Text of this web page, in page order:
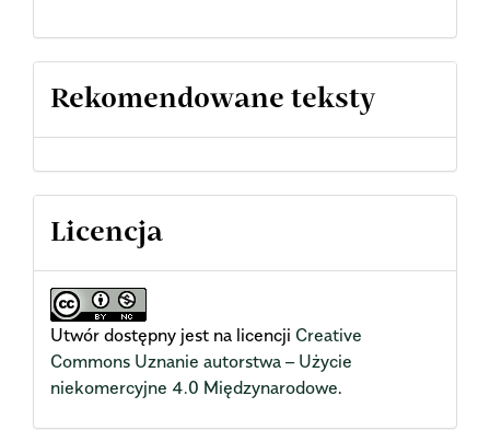
Rekomendowane teksty
Licencja
Utwór dostępny jest na licencji Creative
Commons Uznanie autorstwa – Użycie
niekomercyjne 4.0 Międzynarodowe.